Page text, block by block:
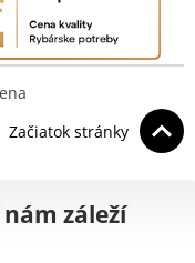
Začiatok stránky
záleží